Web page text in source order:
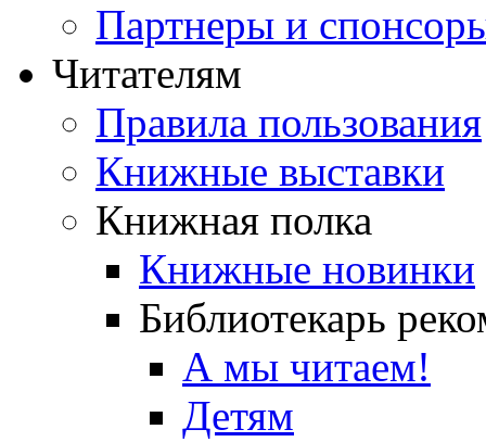
Партнеры и
Читателям
Правила пользования
Книжные выставки
Книжная полка
Книжные новинки
Библиотекарь
А мы читаем!
Детям